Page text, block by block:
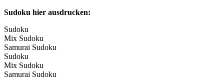
Sudoku hier ausdrucken:
Sudoku
Mix Sudoku
Samurai Sudoku
Sudoku
Mix Sudoku
Samurai Sudoku